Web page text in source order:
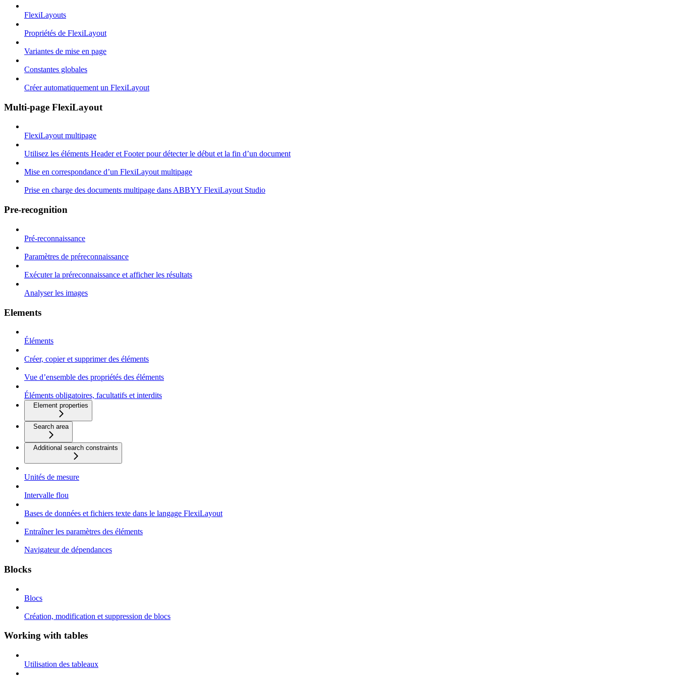
FlexiLayouts
Propriétés de FlexiLayout
Variantes de mise en page
Constantes globales
Créer automatiquement un FlexiLayout
Multi-page FlexiLayout
FlexiLayout multipage
Utilisez les éléments Header et Footer pour détecter le début et la fin d’un document
Mise en correspondance d’un FlexiLayout multipage
Prise en charge des documents multipage dans ABBYY FlexiLayout Studio
Pre-recognition
Pré-reconnaissance
Paramètres de préreconnaissance
Exécuter la préreconnaissance et afficher les résultats
Analyser les images
Elements
Éléments
Créer, copier et supprimer des éléments
Vue d’ensemble des propriétés des éléments
Éléments obligatoires, facultatifs et interdits
Element properties
Search area
Additional search constraints
Unités de mesure
Intervalle flou
Bases de données et fichiers texte dans le langage FlexiLayout
Entraîner les paramètres des éléments
Navigateur de dépendances
Blocks
Blocs
Création, modification et suppression de blocs
Working with tables
Utilisation des tableaux